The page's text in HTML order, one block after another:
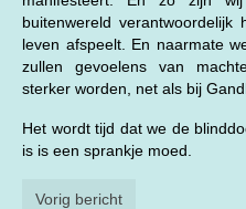
buitenwereld
leven afspeelt. En naarmate
zullen gevoelens van
sterker worden, net als bij
Het wordt tijd dat we de
is is een sprankje moed.
Vorig bericht